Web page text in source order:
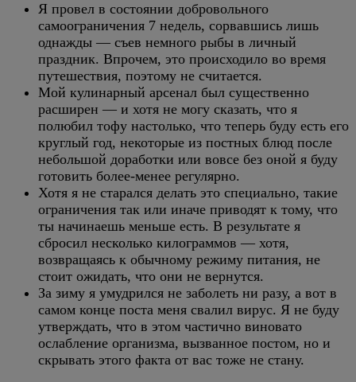
Я провел в состоянии добровольного
самоограничения 7 недель, сорвавшись лишь
однажды — съев немного рыбы в личный
праздник. Впрочем, это происходило во время
путешествия, поэтому не считается.
Мой кулинарный арсенал был существенно
расширен — и хотя не могу сказать, что я
полюбил тофу настолько, что теперь буду есть его
круглый год, некоторые из постных блюд после
небольшой доработки или вовсе без оной я буду
готовить более-менее регулярно.
Хотя я не старался делать это специально, такие
ограничения так или иначе приводят к тому, что
ты начинаешь меньше есть. В результате я
сбросил несколько килограммов — хотя,
возвращаясь к обычному режиму питания, не
стоит ожидать, что они не вернутся.
За зиму я умудрился не заболеть ни разу, а вот в
самом конце поста меня свалил вирус. Я не буду
утверждать, что в этом частично виновато
ослабление организма, вызванное постом, но и
скрывать этого факта от вас тоже не стану.